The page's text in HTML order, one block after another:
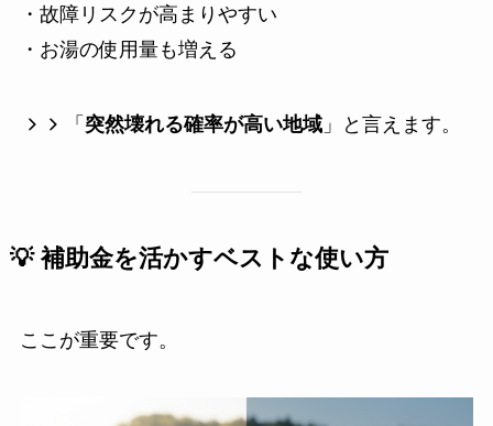
・故障リスクが高まりやすい
・お湯の使用量も増える
「 突然壊れる確率が高い地域 」と言えます。
💡 補助金を活かすベストな使い方
ここが重要です。